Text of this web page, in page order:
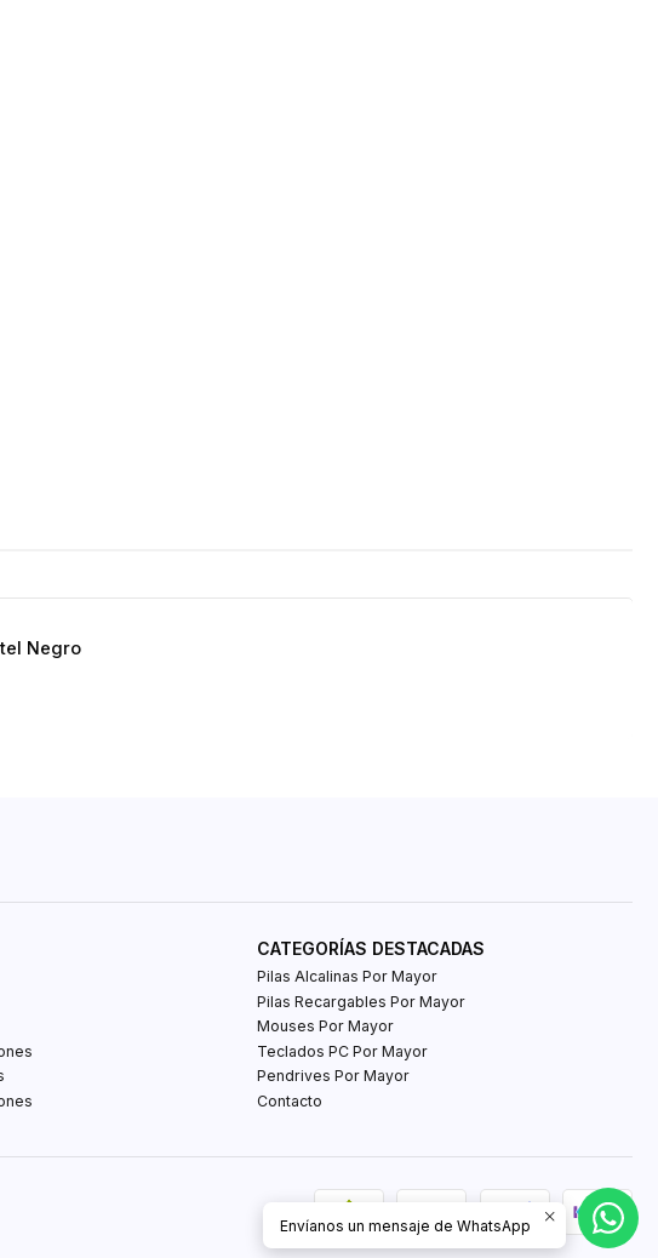
Negro
CATEGORÍAS DESTACADAS
Pilas Alcalinas Por Mayor
Pilas Recargables Por Mayor
Mouses Por Mayor
Teclados PC Por Mayor
Pendrives Por Mayor
Contacto
Envíanos un mensaje de WhatsApp